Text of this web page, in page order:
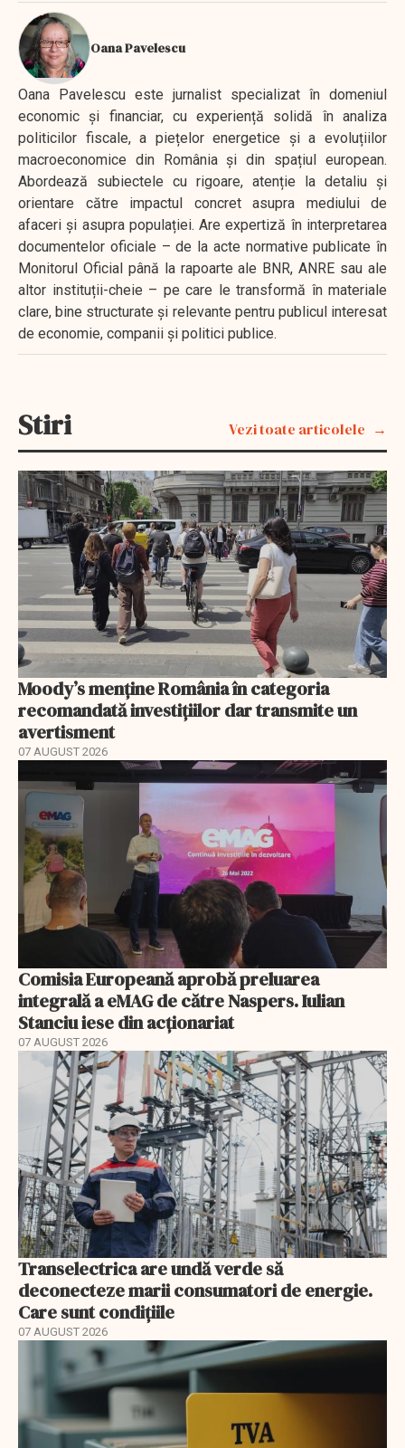
Oana Pavelescu
Oana Pavelescu este jurnalist specializat în domeniul
economic și financiar, cu experiență solidă în analiza
politicilor fiscale, a piețelor energetice și a evoluțiilor
macroeconomice din România și din spațiul european.
Abordează subiectele cu rigoare, atenție la detaliu și
orientare către impactul concret asupra mediului de
afaceri și asupra populației. Are expertiză în interpretarea
documentelor oficiale – de la acte normative publicate în
Monitorul Oficial până la rapoarte ale BNR, ANRE sau ale
altor instituții-cheie – pe care le transformă în materiale
clare, bine structurate și relevante pentru publicul interesat
de economie, companii și politici publice.
Stiri Vezi toate articolele
Moody’s menține România în categoria
recomandată investițiilor dar transmite un
avertisment
07 AUGUST 2026
Comisia Europeană aprobă preluarea
integrală a eMAG de către Naspers. Iulian
Stanciu iese din acționariat
07 AUGUST 2026
Transelectrica are undă verde să
deconecteze marii consumatori de energie.
Care sunt condițiile
07 AUGUST 2026